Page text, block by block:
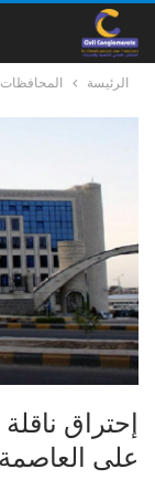
الرئيسة المحافظات
إحتراق
على